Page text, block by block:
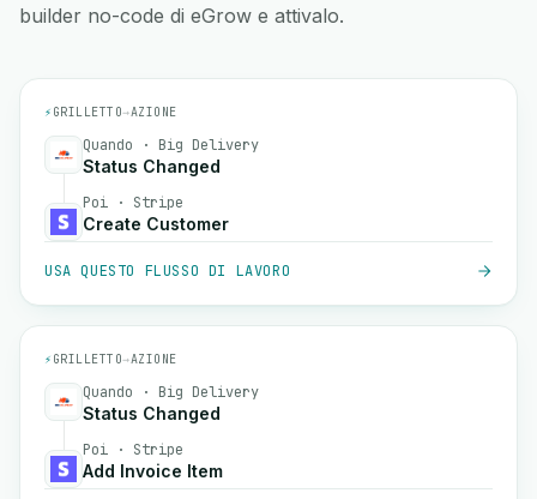
builder no-code di eGrow e attivalo.
⚡ GRILLETTO→AZIONE
Quando · Big Delivery
Status Changed
Poi · Stripe
Create Customer
USA QUESTO FLUSSO DI LAVORO
⚡ GRILLETTO→AZIONE
Quando · Big Delivery
Status Changed
Poi · Stripe
Add Invoice Item